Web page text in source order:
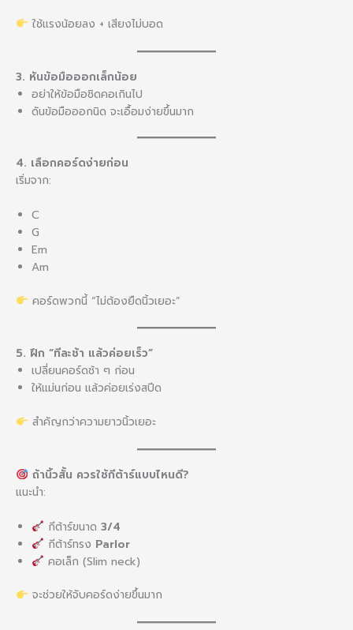
ใช้แรงน้อยลง + เสียงไม่บอด
3. หันข้อมือออกเล็กน้อย
อย่าให้ข้อมือชิดคอเกินไป
ดันข้อมือออกนิด จะเอื้อมง่ายขึ้นมาก
4. เลือกคอร์ดง่ายก่อน
เริ่มจาก:
C
G
Em
Am
คอร์ดพวกนี้ “ไม่ต้องยืดนิ้วเยอะ”
5. ฝึก “ทีละช้า แล้วค่อยเร็ว”
เปลี่ยนคอร์ดช้า ๆ ก่อน
ให้แม่นก่อน แล้วค่อยเร่งสปีด
สำคัญกว่าความยาวนิ้วเยอะ
ถ้านิ้วสั้น ควรใช้กีต้าร์แบบไหนดี?
แนะนำ:
กีต้าร์ขนาด 3/4
กีต้าร์ทรง Parlor
คอเล็ก (Slim neck)
จะช่วยให้จับคอร์ดง่ายขึ้นมาก